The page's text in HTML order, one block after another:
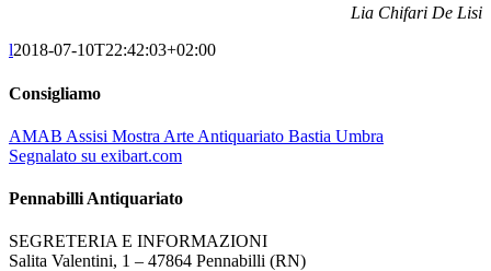
Lia Chifari De Lisi
l2018-07-10T22:42:03+02:00
Consigliamo
AMAB Assisi Mostra Arte Antiquariato Bastia Umbra
Segnalato su exibart.com
Pennabilli Antiquariato
SEGRETERIA E INFORMAZIONI
Salita Valentini, 1 – 47864 Pennabilli (RN)